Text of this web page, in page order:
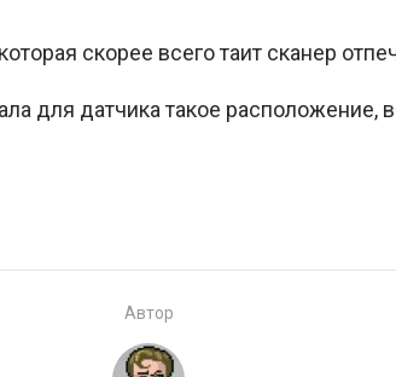
скорее всего таит сканер
для датчика такое расположение,
Автор